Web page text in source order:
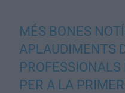
MÉS BONES
APLAUDIMENTS
PROFESSIONALS
PER A LA